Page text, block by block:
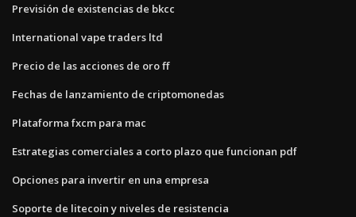
Previsión de existencias de bkcc
International vape traders ltd
Precio de las acciones de oro ff
Fechas de lanzamiento de criptomonedas
Plataforma fxcm para mac
Estrategias comerciales a corto plazo que funcionan pdf
Opciones para invertir en una empresa
Soporte de litecoin y niveles de resistencia